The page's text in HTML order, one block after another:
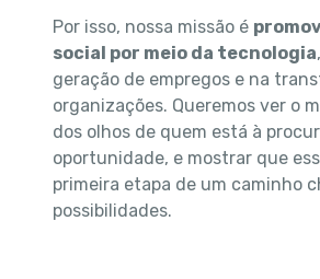
Por isso, nossa missão é
social por meio da tecnologia
geração de empregos e na
organizações. Queremos ver o
dos olhos de quem está à
oportunidade, e mostrar que
primeira etapa de um caminho
possibilidades.